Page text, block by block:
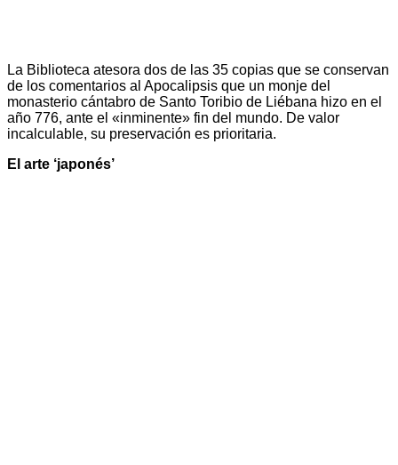
La Biblioteca atesora dos de las 35 copias que se conservan
de los comentarios al Apocalipsis que un monje del
monasterio cántabro de Santo Toribio de Liébana hizo en el
año 776, ante el «inminente» fin del mundo. De valor
incalculable, su preservación es prioritaria.
El arte ‘japonés’